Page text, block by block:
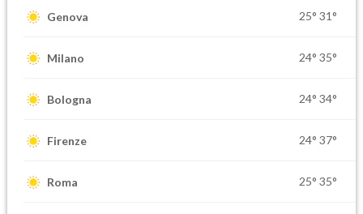
Genova 25° 31°
Milano 24° 35°
Bologna 24° 34°
Firenze 24° 37°
Roma 25° 35°